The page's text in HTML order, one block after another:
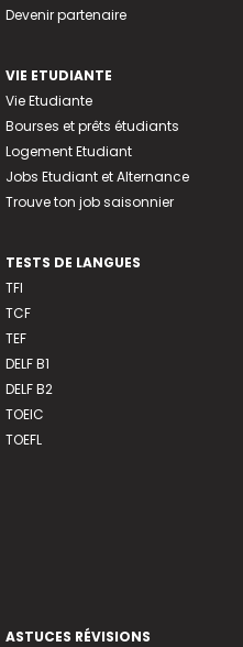
Devenir partenaire
VIE ETUDIANTE
Vie Etudiante
Bourses et prêts étudiants
Logement Etudiant
Jobs Etudiant et Alternance
Trouve ton job saisonnier
TESTS DE LANGUES
TFI
TCF
TEF
DELF B1
DELF B2
TOEIC
TOEFL
ASTUCES RÉVISIONS